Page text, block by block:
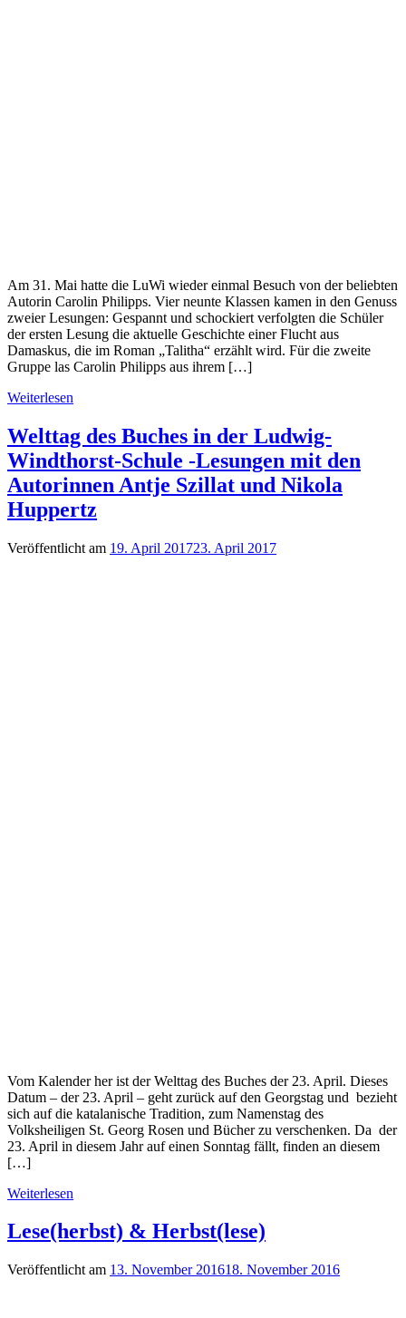
Am 31. Mai hatte die LuWi wieder einmal Besuch von der beliebten
Autorin Carolin Philipps. Vier neunte Klassen kamen in den Genuss
zweier Lesungen: Gespannt und schockiert verfolgten die Schüler
der ersten Lesung die aktuelle Geschichte einer Flucht aus
Damaskus, die im Roman „Talitha“ erzählt wird. Für die zweite
Gruppe las Carolin Philipps aus ihrem […]
Weiterlesen
Welttag des Buches in der Ludwig-
Windthorst-Schule -Lesungen mit den
Autorinnen Antje Szillat und Nikola
Huppertz
Veröffentlicht am 19. April 201723. April 2017
Vom Kalender her ist der Welttag des Buches der 23. April. Dieses
Datum – der 23. April – geht zurück auf den Georgstag und bezieht
sich auf die katalanische Tradition, zum Namenstag des
Volksheiligen St. Georg Rosen und Bücher zu verschenken. Da der
23. April in diesem Jahr auf einen Sonntag fällt, finden an diesem
[…]
Weiterlesen
Lese(herbst) & Herbst(lese)
Veröffentlicht am 13. November 201618. November 2016